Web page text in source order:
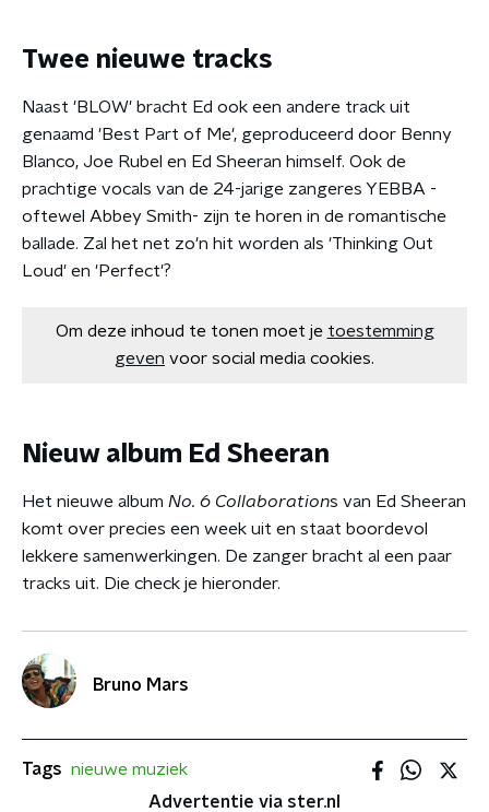
Twee nieuwe tracks
Naast 'BLOW' bracht Ed ook een andere track uit
genaamd 'Best Part of Me', geproduceerd door Benny
Blanco, Joe Rubel en Ed Sheeran himself. Ook de
prachtige vocals van de 24-jarige zangeres YEBBA -
oftewel Abbey Smith- zijn te horen in de romantische
ballade. Zal het net zo'n hit worden als 'Thinking Out
Loud' en 'Perfect'?
Om deze inhoud te tonen moet je toestemming
geven voor social media cookies.
Nieuw album Ed Sheeran
Het nieuwe album No. 6 Collaborations van Ed Sheeran
komt over precies een week uit en staat boordevol
lekkere samenwerkingen. De zanger bracht al een paar
tracks uit. Die check je hieronder.
Bruno Mars
Tags nieuwe muziek
Advertentie via ster.nl